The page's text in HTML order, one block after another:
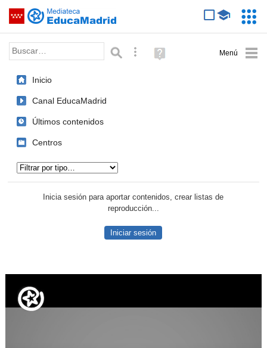
Saltar navegación
Palabra o frase: Búsqueda avanzada
Ayuda
(en
Inicio
Canal EducaMadrid
Últimos contenidos
Centros
Inicia sesión para aportar contenidos, crear listas de
reproducción...
Iniciar sesión